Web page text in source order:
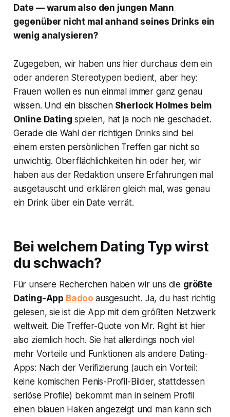
Date — warum also den jungen Mann
gegenüber nicht mal anhand seines Drinks ein
wenig analysieren?
Zugegeben, wir haben uns hier durchaus dem ein
oder anderen Stereotypen bedient, aber hey:
Frauen wollen es nun einmal immer ganz genau
wissen. Und ein bisschen Sherlock Holmes beim
Online Dating spielen, hat ja noch nie geschadet.
Gerade die Wahl der richtigen Drinks sind bei
einem ersten persönlichen Treffen gar nicht so
unwichtig. Oberflächlichkeiten hin oder her, wir
haben aus der Redaktion unsere Erfahrungen mal
ausgetauscht und erklären gleich mal, was genau
ein Drink über ein Date verrät.
Bei welchem Dating Typ wirst
du schwach?
Für unsere Recherchen haben wir uns die größte
Dating-App Badoo ausgesucht. Ja, du hast richtig
gelesen, sie ist die App mit dem größten Netzwerk
weltweit. Die Treffer-Quote von Mr. Right ist hier
also ziemlich hoch. Sie hat allerdings noch viel
mehr Vorteile und Funktionen als andere Dating-
Apps: Nach der Verifizierung (auch ein Vorteil:
keine komischen Penis-Profil-Bilder, stattdessen
seriöse Profile) bekommt man in seinem Profil
einen blauen Haken angezeigt und man kann sich